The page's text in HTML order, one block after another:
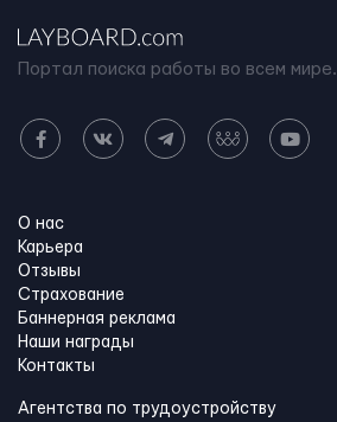
Портал поиска работы во всем мире.
О нас
Карьера
Отзывы
Страхование
Баннерная реклама
Наши награды
Контакты
Агентства по трудоустройству